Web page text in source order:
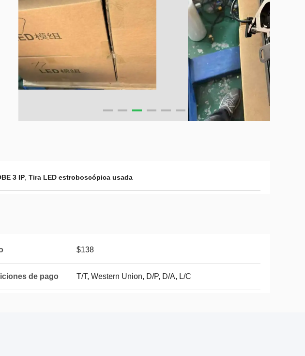
3 IP, Tira LED estroboscópica usada
$138
de pago T/T, Western Union, D/P, D/A, L/C